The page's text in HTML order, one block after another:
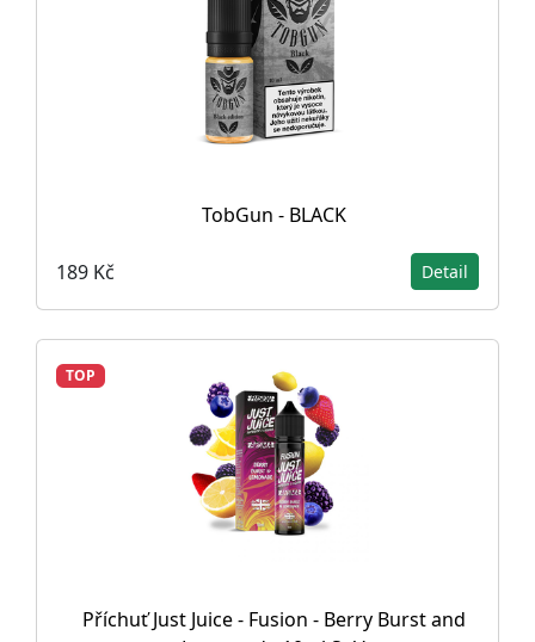
TobGun - BLACK
189 Kč Detail
TOP
Příchuť Just Juice - Fusion - Berry Burst and